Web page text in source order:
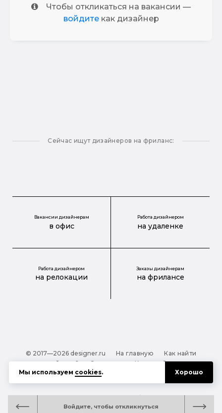
Войдите, чтобы откликнуться
Чтобы откликаться на вакансии —
войдитекак дизайнер
Сейчас ищут дизайнеров на фриланс:
Вакансии дизайнерам
в офис
Работа дизайнером
на удаленке
Работа дизайнером
на релокации
Заказы дизайнерам
на фрилансе
© 2017—2026 designer.ru На главную
Как найти
дизайнера?
О проекте
Карта сайта
Обработка персональных данных
Файлы cookie
руководство для тех, кто заказывает дизайн
Мы используем cookies. Хорошо